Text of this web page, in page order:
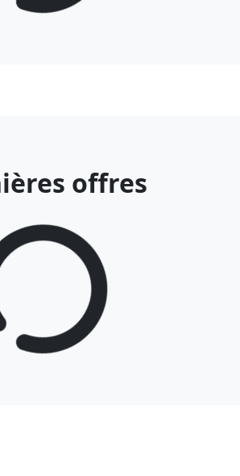
offres